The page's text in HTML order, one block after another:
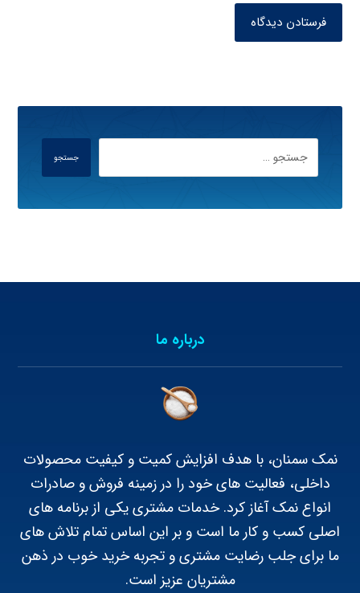
فرستادن دیدگاه
جستجو
درباره ما
نمک سمنان، با هدف افزایش کمیت و کیفیت محصولات
داخلی، فعالیت های خود را در زمینه فروش و صادرات
انواع نمک آغاز کرد. خدمات مشتری یکی از برنامه های
اصلی کسب و کار ما است و بر این اساس تمام تلاش های
ما برای جلب رضایت مشتری و تجربه خرید خوب در ذهن
مشتریان عزیز است.